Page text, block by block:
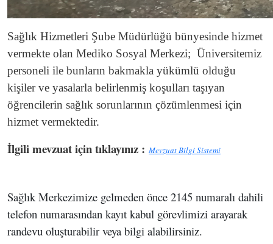
Sağlık Hizmetleri Şube Müdürlüğü bünyesinde hizmet
vermekte olan Mediko Sosyal Merkezi; Üniversitemiz
personeli ile bunların bakmakla yükümlü olduğu
kişiler ve yasalarla belirlenmiş koşulları taşıyan
öğrencilerin sağlık sorunlarının çözümlenmesi için
hizmet vermektedir.
İlgili mevzuat için tıklayınız : Mevzuat Bilgi Sistemi
Sağlık Merkezimize gelmeden önce 2145 numaralı dahili
telefon numarasından kayıt kabul görevlimizi arayarak
randevu oluşturabilir veya bilgi alabilirsiniz.